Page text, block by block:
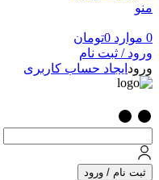
منو
0 موارد 0تومان
ورود / ثبت نام
ورود ایجاد حساب کاربری
ثبت نام / ورود